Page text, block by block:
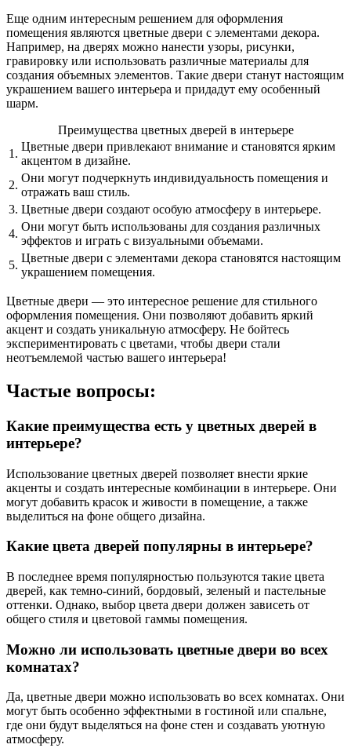
Еще одним интересным решением для оформления
помещения являются цветные двери с элементами декора.
Например, на дверях можно нанести узоры, рисунки,
гравировку или использовать различные материалы для
создания объемных элементов. Такие двери станут настоящим
украшением вашего интерьера и придадут ему особенный
шарм.
Преимущества цветных дверей в интерьере
1.
Цветные двери привлекают внимание и становятся ярким
акцентом в дизайне.
2.
Они могут подчеркнуть индивидуальность помещения и
отражать ваш стиль.
3. Цветные двери создают особую атмосферу в интерьере.
4.
Они могут быть использованы для создания различных
эффектов и играть с визуальными объемами.
5.
Цветные двери с элементами декора становятся настоящим
украшением помещения.
Цветные двери — это интересное решение для стильного
оформления помещения. Они позволяют добавить яркий
акцент и создать уникальную атмосферу. Не бойтесь
экспериментировать с цветами, чтобы двери стали
неотъемлемой частью вашего интерьера!
Частые вопросы:
Какие преимущества есть у цветных дверей в
интерьере?
Использование цветных дверей позволяет внести яркие
акценты и создать интересные комбинации в интерьере. Они
могут добавить красок и живости в помещение, а также
выделиться на фоне общего дизайна.
Какие цвета дверей популярны в интерьере?
В последнее время популярностью пользуются такие цвета
дверей, как темно-синий, бордовый, зеленый и пастельные
оттенки. Однако, выбор цвета двери должен зависеть от
общего стиля и цветовой гаммы помещения.
Можно ли использовать цветные двери во всех
комнатах?
Да, цветные двери можно использовать во всех комнатах. Они
могут быть особенно эффектными в гостиной или спальне,
где они будут выделяться на фоне стен и создавать уютную
атмосферу.